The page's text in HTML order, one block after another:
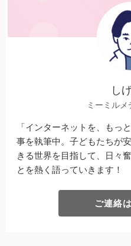
し
ミーミルメ
「インターネットを、もっ
事を執筆中。子どもたちが
きる世界を目指して、日々
とを熱く語っていきます！
ご連絡